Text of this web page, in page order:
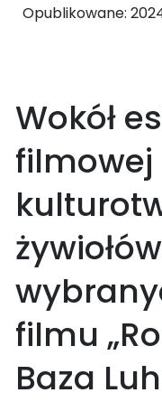
Opublikowane:
Wokół
filmowej
filmu
Baza